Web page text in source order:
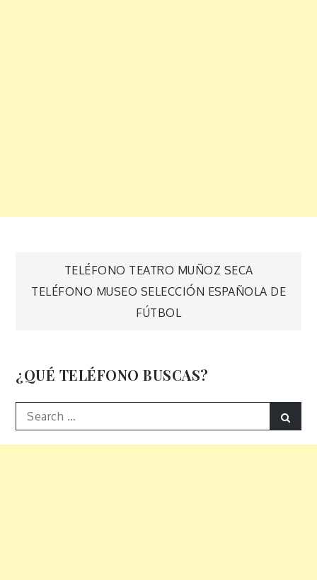
Navegación
TELÉFONO TEATRO MUÑOZ SECA
TELÉFONO MUSEO SELECCIÓN ESPAÑOLA DE
FÚTBOL
¿QUÉ TELÉFONO BUSCAS?
Search
for: